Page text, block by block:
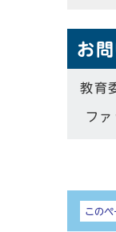
お
教育
フ
しお
このペ